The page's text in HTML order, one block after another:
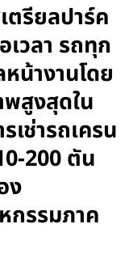
ตรียลปาร์ค
วลา รถทุก
น้างานโดย
สูงสุดใน
เช่ารถเครน
200 ตัน
ง
กรรมภาค